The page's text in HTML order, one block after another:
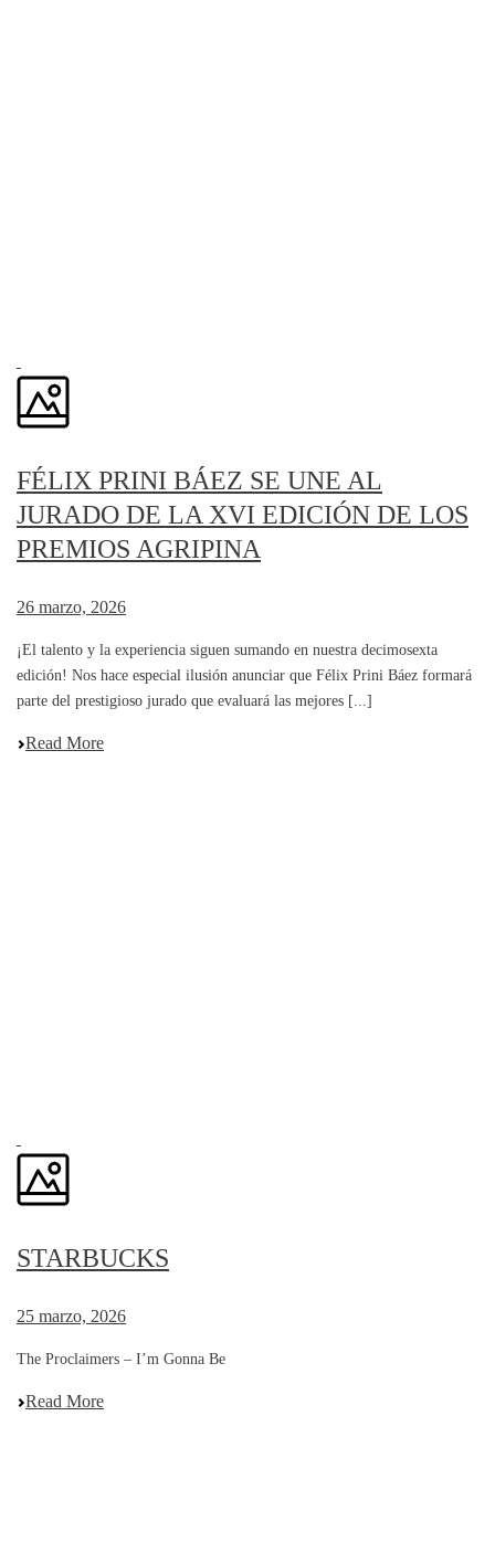
FÉLIX PRINI BÁEZ SE UNE AL
JURADO DE LA XVI EDICIÓN DE LOS
PREMIOS AGRIPINA
26 marzo, 2026
¡El talento y la experiencia siguen sumando en nuestra decimosexta
edición! Nos hace especial ilusión anunciar que Félix Prini Báez formará
parte del prestigioso jurado que evaluará las mejores [...]
Read More
STARBUCKS
25 marzo, 2026
The Proclaimers – I’m Gonna Be
Read More